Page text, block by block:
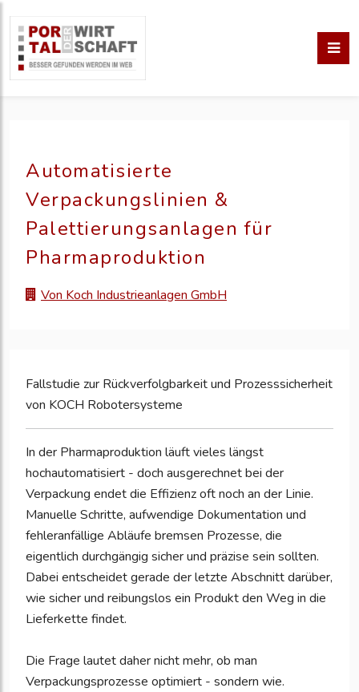
Automatisierte
Verpackungslinien &
Palettierungsanlagen für
Pharmaproduktion
Von Koch Industrieanlagen GmbH
Fallstudie zur Rückverfolgbarkeit und Prozesssicherheit
von KOCH Robotersysteme
In der Pharmaproduktion läuft vieles längst
hochautomatisiert - doch ausgerechnet bei der
Verpackung endet die Effizienz oft noch an der Linie.
Manuelle Schritte, aufwendige Dokumentation und
fehleranfällige Abläufe bremsen Prozesse, die
eigentlich durchgängig sicher und präzise sein sollten.
Dabei entscheidet gerade der letzte Abschnitt darüber,
wie sicher und reibungslos ein Produkt den Weg in die
Lieferkette findet.
Die Frage lautet daher nicht mehr, ob man
Verpackungsprozesse optimiert - sondern wie.